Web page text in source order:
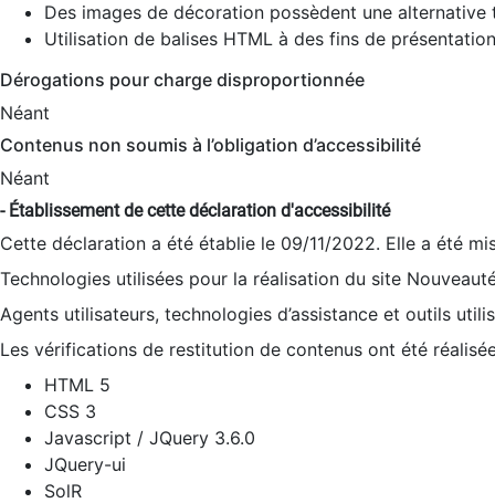
Des images de décoration possèdent une alternative
Utilisation de balises HTML à des fins de
Dérogations pour charge disproportionnée
Néant
Contenus non soumis à l’obligation d’accessibilité
Néant
- Établissement de cette déclaration d'accessibilité
Cette déclaration a été établie le 09/11/2022. Elle a été
Technologies utilisées pour la réalisation du site
Agents utilisateurs, technologies d’assistance et outils
Les vérifications de restitution de contenus ont été
HTML 5
CSS 3
Javascript / JQuery 3.6.0
JQuery-ui
SolR